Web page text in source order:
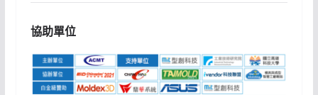
協助單位